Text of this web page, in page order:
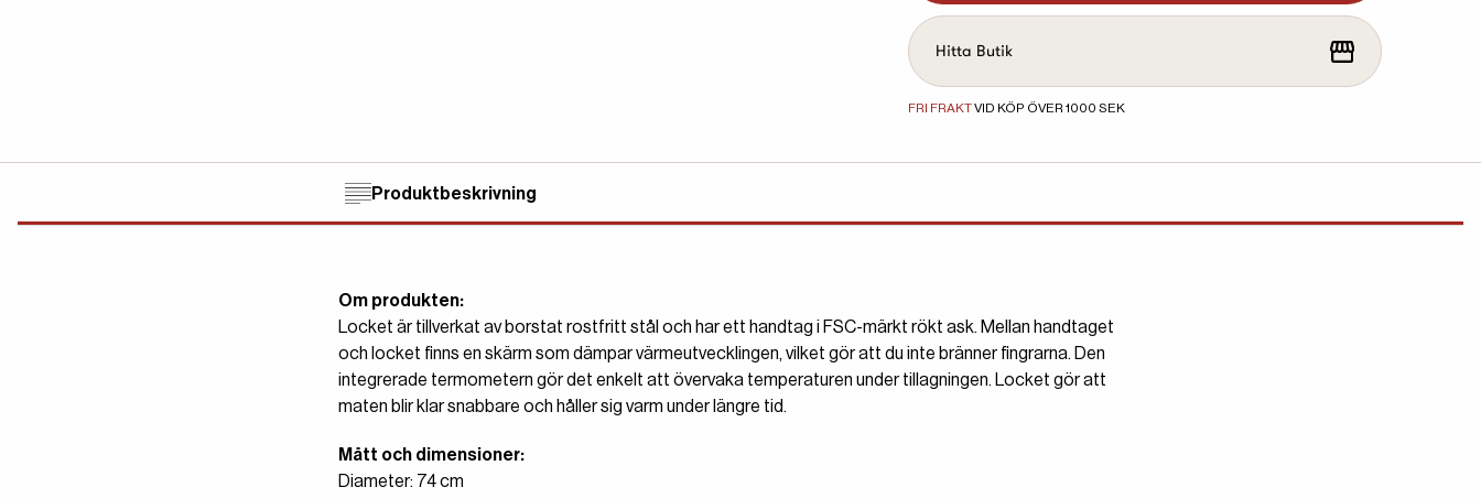
Hitta Butik
FRI FRAKTVID KÖP ÖVER 1000 SEK
Produktbeskrivning
Om produkten:
Locket är tillverkat av borstat rostfritt stål och har ett handtag i FSC-märkt rökt ask. Mellan handtaget
och locket finns en skärm som dämpar värmeutvecklingen, vilket gör att du inte bränner fingrarna. Den
integrerade termometern gör det enkelt att övervaka temperaturen under tillagningen. Locket gör att
maten blir klar snabbare och håller sig varm under längre tid.
Mått och dimensioner:
Diameter: 74 cm